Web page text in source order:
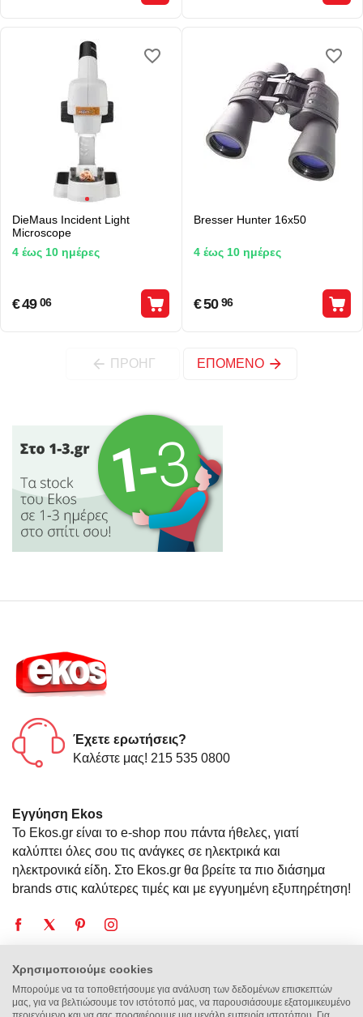
DieMaus Incident Light
Microscope
4 έως 10 ημέρες
€49 06
Bresser Hunter 16x50
4 έως 10 ημέρες
€50 96
ΠΡΟΗΓ ΕΠΌΜΕΝΟ
Έχετε ερωτήσεις?
Καλέστε μας! 215 535 0800
Εγγύηση Ekos
Το Ekos.gr είναι το e-shop που πάντα ήθελες, γιατί
καλύπτει όλες σου τις ανάγκες σε ηλεκτρικά και
ηλεκτρονικά είδη. Στο Ekos.gr θα βρείτε τα πιο διάσημα
brands στις καλύτερες τιμές και με εγγυημένη εξυπηρέτηση!
Η Εταιρεία
Χρησιμοποιούμε cookies
Μπορούμε να τα τοποθετήσουμε για ανάλυση των δεδομένων επισκεπτών
μας, για να βελτιώσουμε τον ιστότοπό μας, να παρουσιάσουμε εξατομικευμένο